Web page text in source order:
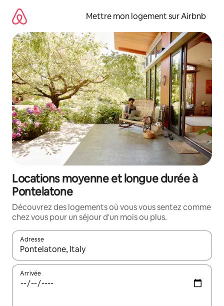
directement
contenu
Mettre mon logement sur Airbnb
Locations moyenne et longue durée à
Pontelatone
Découvrez des logements où vous vous sentez comme
chez vous pour un séjour d'un mois ou plus.
Adresse
Lorsque les résultats s'affichent, utilisez les flèches vers le
Arrivée